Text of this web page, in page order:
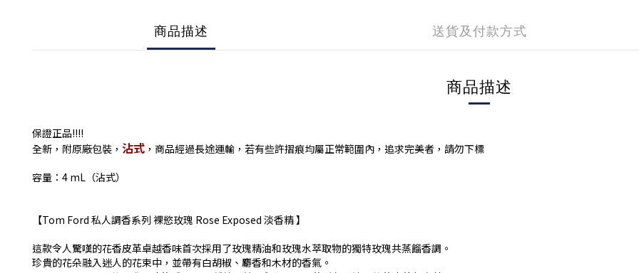
商品描述 送貨及付款方式
商品描述
保證正品!!!!
全新，附原廠包裝， 沾式 ，商品經過長途運輸，若有些許摺痕均屬正常範圍內，追求完美者，請勿下標
容量：4 mL（沾式）
【Tom Ford 私人調香系列 裸慾玫瑰 Rose Exposed 淡香精 】
這款令人驚嘆的花香皮革卓越香味首次採用了玫瑰精油和玫瑰水萃取物的獨特玫瑰共蒸餾香調。
珍貴的花朵融入迷人的花束中，並帶有白胡椒、麝香和木材的香氣。